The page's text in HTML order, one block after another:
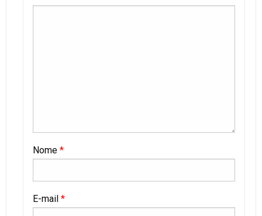
Nome *
E-mail *